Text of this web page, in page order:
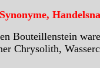
Bouteillenstein
Chrysolith,